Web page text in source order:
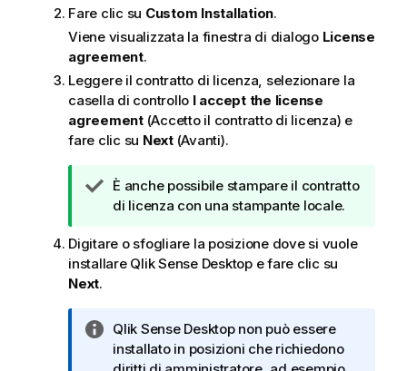
Fare clic su Custom Installation.
Viene visualizzata la finestra di dialogo License
agreement.
Leggere il contratto di licenza, selezionare la
casella di controllo I accept the license
agreement(Accetto il contratto di licenza) e
fare clic su Next(Avanti).
N
o
a
d
u
g
g
È anche possibile stampare il contratto
di licenza con una stampante locale.
Digitare o sfogliare la posizione dove si vuole
installare Qlik Sense Desktope fare clic su
Next.
N
o
Qlik Sense Desktopnon può essere
installato in posizioni che richiedono